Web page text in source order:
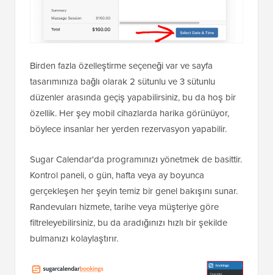
Birden fazla özelleştirme seçeneği var ve sayfa
tasarımınıza bağlı olarak 2 sütunlu ve 3 sütunlu
düzenler arasında geçiş yapabilirsiniz, bu da hoş bir
özellik. Her şey mobil cihazlarda harika görünüyor,
böylece insanlar her yerden rezervasyon yapabilir.
Sugar Calendar'da programınızı yönetmek de basittir.
Kontrol paneli, o gün, hafta veya ay boyunca
gerçekleşen her şeyin temiz bir genel bakışını sunar.
Randevuları hizmete, tarihe veya müşteriye göre
filtreleyebilirsiniz, bu da aradığınızı hızlı bir şekilde
bulmanızı kolaylaştırır.